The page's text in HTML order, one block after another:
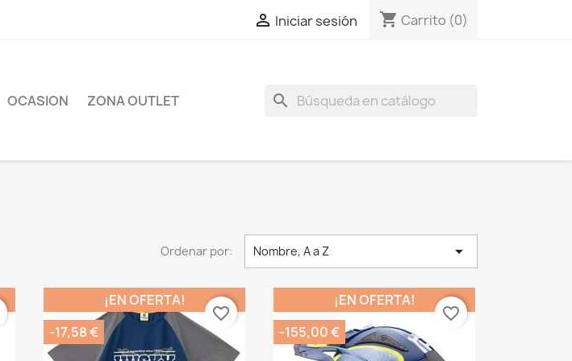
 Iniciar sesión shopping_cart Carrito (0)
OCASION ZONA OUTLET search
Ordenar por: Nombre, A a Z 
¡EN OFERTA!
-17,58 €
favorite_border
¡EN OFERTA!
-155,00 €
favorite_border